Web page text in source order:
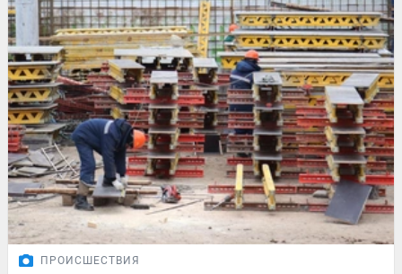
ПРОИСШЕСТВИЯ